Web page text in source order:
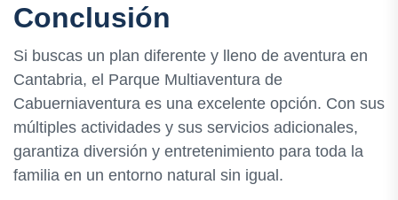
Conclusión
Si buscas un plan diferente y lleno de aventura en
Cantabria, el Parque Multiaventura de
Cabuerniaventura es una excelente opción. Con sus
múltiples actividades y sus servicios adicionales,
garantiza diversión y entretenimiento para toda la
familia en un entorno natural sin igual.